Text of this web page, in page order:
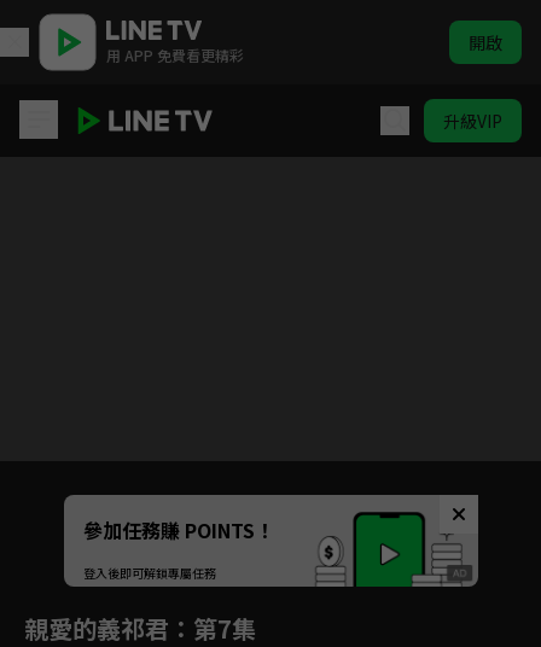
用 APP 免費看更精彩 開啟
升級VIP
Unmute
如有不便請見諒
參加任務賺 POINTS！
登入後即可解鎖專屬任務
親愛的義祁君 ：第7集